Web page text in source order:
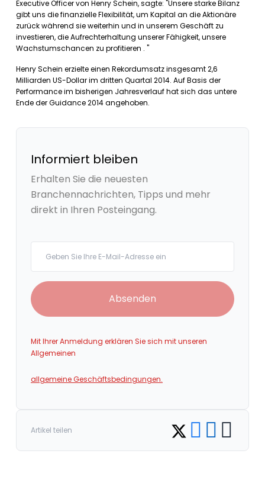
Executive Officer von Henry Schein, sagte: "Unsere starke Bilanz
gibt uns die finanzielle Flexibilität, um Kapital an die Aktionäre
zurück während sie weiterhin und in unserem Geschäft zu
investieren, die Aufrechterhaltung unserer Fähigkeit, unsere
Wachstumschancen zu profitieren . "
Henry Schein erzielte einen Rekordumsatz insgesamt 2,6
Milliarden US-Dollar im dritten Quartal 2014. Auf Basis der
Performance im bisherigen Jahresverlauf hat sich das untere
Ende der Guidance 2014 angehoben.
Informiert bleiben
Erhalten Sie die neuesten
Branchennachrichten, Tipps und mehr
direkt in Ihren Posteingang.
Absenden
Mit Ihrer Anmeldung erklären Sie sich mit unseren
Allgemeinen
allgemeine Geschäftsbedingungen.
Artikel teilen Share on Twitter
Share on Facebook
Share on
Copy link